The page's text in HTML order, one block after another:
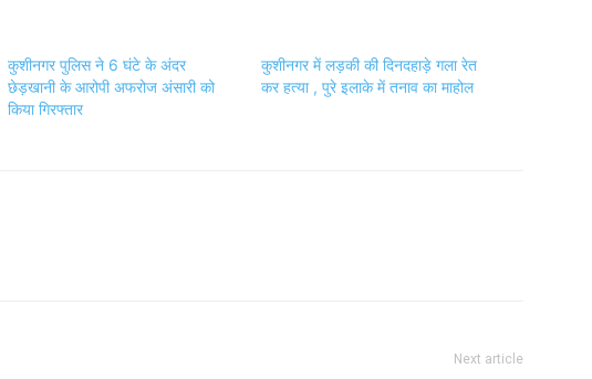
कुशीनगर पुलिस ने 6 घंटे के अंदर
छेड़खानी के आरोपी अफरोज अंसारी को
किया गिरफ्तार
कुशीनगर में लड़की की दिनदहाड़े गला रेत
कर हत्या , पुरे इलाके में तनाव का माहोल
Next article